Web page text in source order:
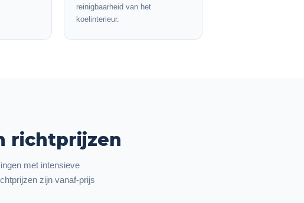
reinigbaarheid van het
koelinterieur.
richtprijzen
met intensieve
zijn vanaf-prijs